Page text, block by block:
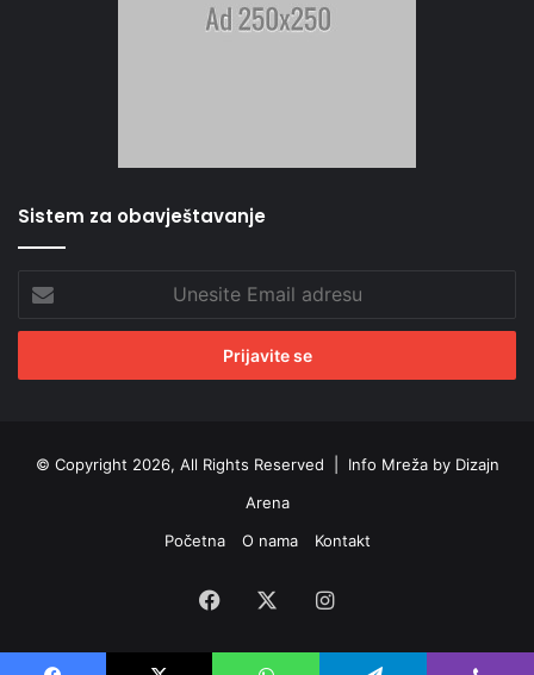
Sistem za obavještavanje
Email
adresu
© Copyright 2026, All Rights Reserved | Info Mreža by Dizajn
Arena
Početna
O nama Kontakt
Facebook Instagram